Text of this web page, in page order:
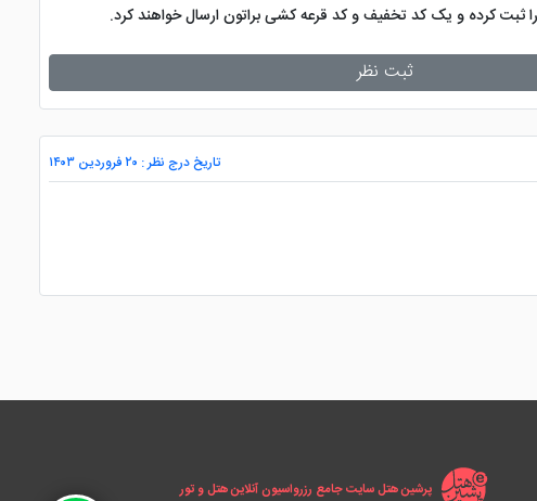
ثبت کرده و یک کد تخفیف و کد قرعه کشی براتون ارسال خواهند کرد.
ثبت نظر
تاریخ درج نظر : ۲۰ فروردین ۱۴۰۳
پرشین هتل سایت جامع رزرواسیون آنلاین هتل و تور